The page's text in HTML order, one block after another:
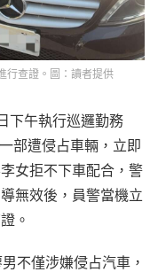
行查證。圖：讀者提供
下午執行巡邏勤務
部遭侵占車輛，立即
女拒不下車配合，警
無效後，員警當機立
。
不僅涉嫌侵占汽車，